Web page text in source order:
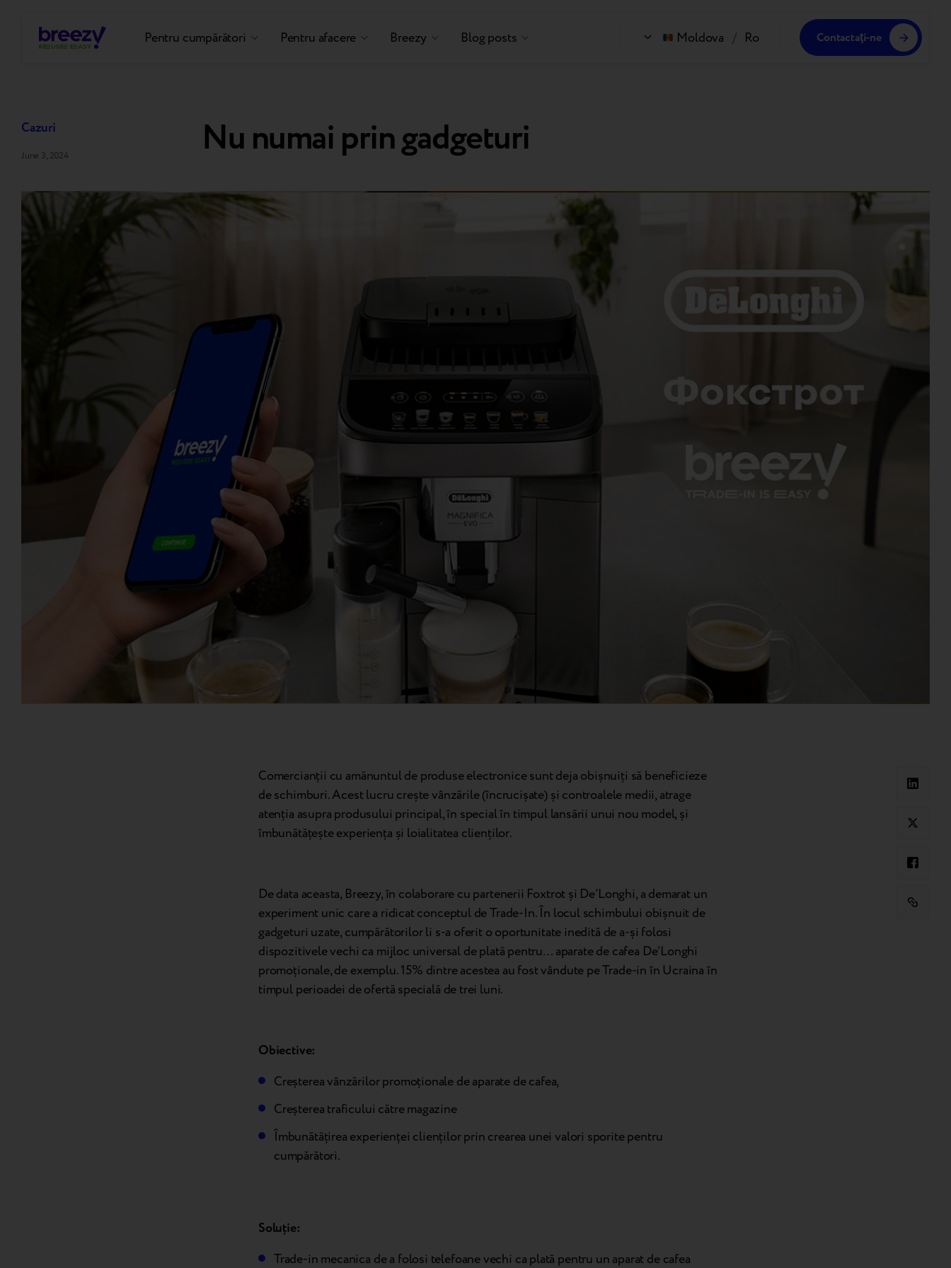
Pentru cumpărători Pentru afacere Breezy Blog posts Moldova / Ro Contactaţi-ne
Cazuri
June 3, 2024 Nu numai prin gadgeturi
Comercianții cu amănuntul de produse electronice sunt deja obișnuiți să beneficieze
de schimburi. Acest lucru crește vânzările (încrucișate) și controalele medii, atrage
atenția asupra produsului principal, în special în timpul lansării unui nou model, și
îmbunătățește experiența și loialitatea clienților.
De data aceasta, Breezy, în colaborare cu partenerii Foxtrot și De’Longhi, a demarat un
experiment unic care a ridicat conceptul de Trade-In. În locul schimbului obișnuit de
gadgeturi uzate, cumpărătorilor li s-a oferit o oportunitate inedită de a-și folosi
dispozitivele vechi ca mijloc universal de plată pentru… aparate de cafea De’Longhi
promoționale, de exemplu. 15% dintre acestea au fost vândute pe Trade-in în Ucraina în
timpul perioadei de ofertă specială de trei luni.
Obiective:
Creșterea vânzărilor promoționale de aparate de cafea,
Creșterea traficului către magazine
Îmbunătățirea experienței clienților prin crearea unei valori sporite pentru
cumpărători.
Soluție:
Trade-in mecanica de a folosi telefoane vechi ca plată pentru un aparat de cafea